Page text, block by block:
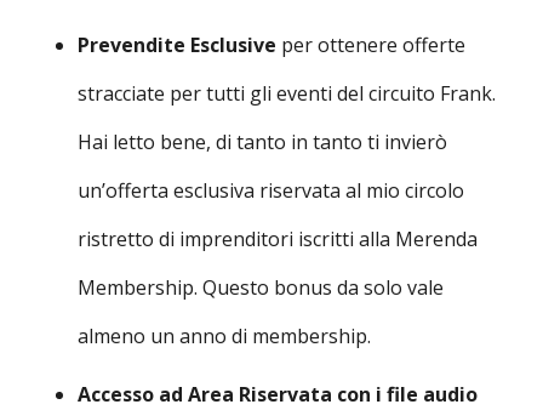
Prevendite Esclusive per ottenere offerte
stracciate per tutti gli eventi del circuito Frank.
Hai letto bene, di tanto in tanto ti invierò
un’offerta esclusiva riservata al mio circolo
ristretto di imprenditori iscritti alla Merenda
Membership. Questo bonus da solo vale
almeno un anno di membership.
Accesso ad Area Riservata con i file audio